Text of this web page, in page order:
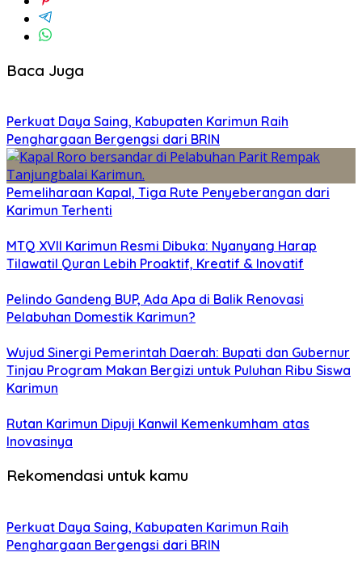
Baca Juga
Perkuat Daya Saing, Kabupaten Karimun Raih
Penghargaan Bergengsi dari BRIN
Pemeliharaan Kapal, Tiga Rute Penyeberangan dari
Karimun Terhenti
MTQ XVII Karimun Resmi Dibuka: Nyanyang Harap
Tilawatil Quran Lebih Proaktif, Kreatif & Inovatif
Pelindo Gandeng BUP, Ada Apa di Balik Renovasi
Pelabuhan Domestik Karimun?
Wujud Sinergi Pemerintah Daerah: Bupati dan Gubernur
Tinjau Program Makan Bergizi untuk Puluhan Ribu Siswa
Karimun
Rutan Karimun Dipuji Kanwil Kemenkumham atas
Inovasinya
Rekomendasi untuk kamu
Perkuat Daya Saing, Kabupaten Karimun Raih
Penghargaan Bergengsi dari BRIN